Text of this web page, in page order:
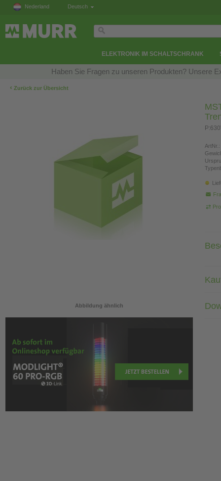
Nederland Deutsch
ELEKTRONIK IM SCHALTSCHRANK
Haben Sie Fragen zu unseren Produkten? Unsere
‹ Zurück zur Übersicht
Abbildung ähnlich
ArtNr.: